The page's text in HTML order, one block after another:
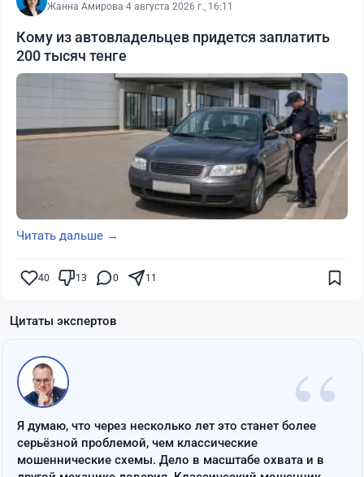
Жанна Амирова·4 августа 2026 г., 16:11
Кому из автовладельцев придется заплатить
200 тысяч тенге
Читать дальше →
40 13 0 11
Цитаты экспертов
“
Я думаю, что через несколько лет это станет более
серьёзной проблемой, чем классические
мошеннические схемы. Дело в масштабе охвата и в